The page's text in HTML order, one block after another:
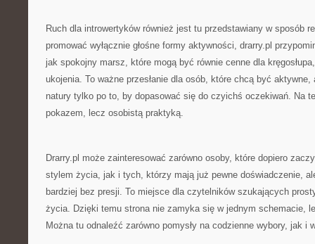
Ruch dla introwertyków również jest tu przedstawiany w sposób
promować wyłącznie głośne formy aktywności, drarry.pl
jak spokojny marsz, które mogą być równie cenne dla
ukojenia. To ważne przesłanie dla osób, które chcą być
natury tylko po to, by dopasować się do czyichś oczekiwań. Na
pokazem, lecz osobistą praktyką.
Drarry.pl może zainteresować zarówno osoby, które dopiero
stylem życia, jak i tych, którzy mają już pewne doświadczenie,
bardziej bez presji. To miejsce dla czytelników szukających
życia. Dzięki temu strona nie zamyka się w jednym schemacie,
Można tu odnaleźć zarówno pomysły na codzienne wybory, jak i